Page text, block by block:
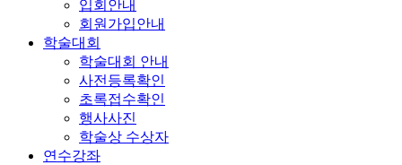
입회안내
회원가입안내
학술대회
학술대회 안내
사전등록확인
초록접수확인
행사사진
학술상 수상자
연수강좌